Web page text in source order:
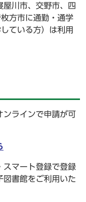
川市、交野市、四
方市に通勤・通学
ている方）は利用
ンラインで申請が可
マート登録で登録
図書館をご利用いた